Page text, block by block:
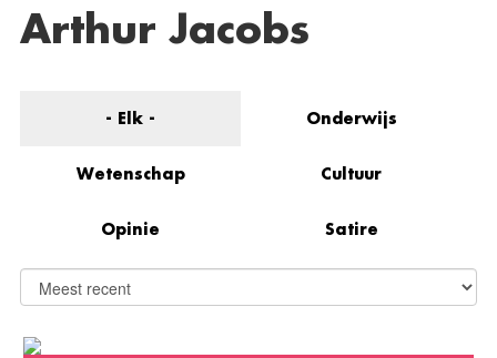
Arthur Jacobs
- Elk - Onderwijs
Wetenschap Cultuur
Opinie Satire